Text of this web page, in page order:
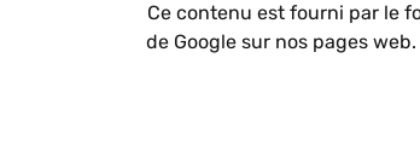
Ce contenu est fourni par le
de Google sur nos pages